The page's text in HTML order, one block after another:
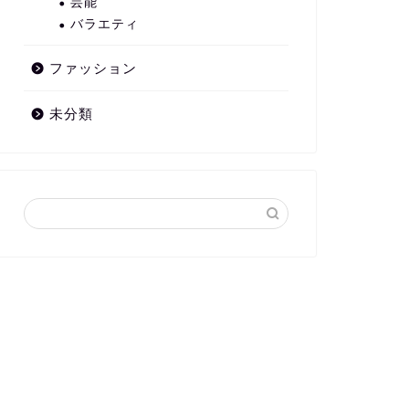
バラエティ
ファッション
未分類